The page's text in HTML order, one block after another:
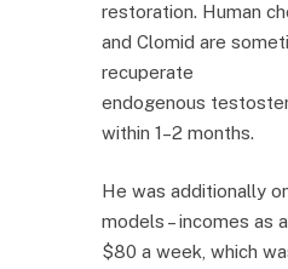
restoration. Human
and Clomid are
recuperate
endogenous
within 1–2 months.
He was additionally
models – incomes as
$80 a week, which